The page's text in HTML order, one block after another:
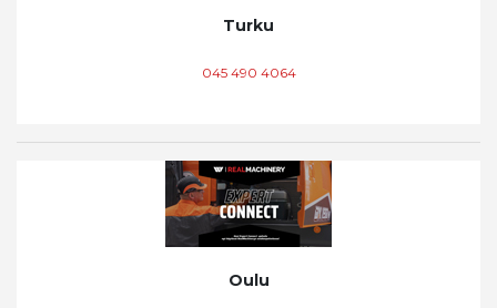
Turku
045 490 4064
Oulu